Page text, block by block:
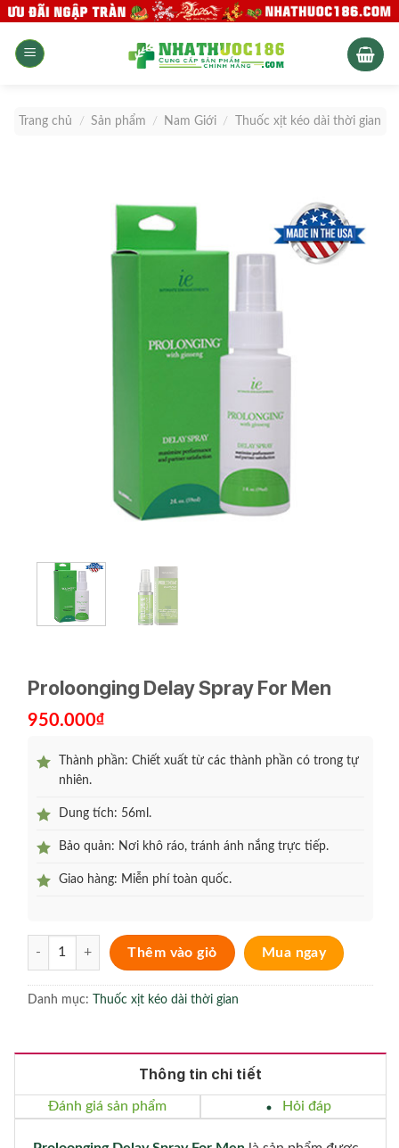
Skip
content
Trang chủ / Sản phẩm / Nam Giới / Thuốc xịt kéo dài thời gian
Proloonging Delay Spray For Men
950.000₫
Thành phần: Chiết xuất từ các thành phần có trong tự
nhiên.
Dung tích: 56ml.
Bảo quản: Nơi khô ráo, tránh ánh nắng trực tiếp.
Giao hàng: Miễn phí toàn quốc.
Proloonging Delay Spray For Men số lượng
Thêm vào giỏ Mua ngay
Danh mục: Thuốc xịt kéo dài thời gian
Thông tin chi tiết
Đánh giá sản phẩm Hỏi đáp